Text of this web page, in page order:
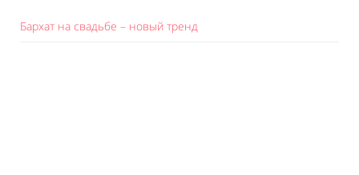
Бархат на свадьбе – новый тренд